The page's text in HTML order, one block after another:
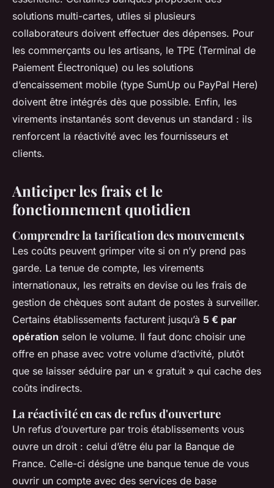
solutions multi-cartes, utiles si plusieurs
collaborateurs doivent effectuer des dépenses. Pour
les commerçants ou les artisans, le TPE (Terminal de
Paiement Électronique) ou les solutions
d’encaissement mobile (type SumUp ou PayPal Here)
doivent être intégrés dès que possible. Enfin, les
virements instantanés sont devenus un standard : ils
renforcent la réactivité avec les fournisseurs et
clients.
Anticiper les frais et le
fonctionnement quotidien
Comprendre la tarification des mouvements
Les coûts peuvent grimper vite si on n’y prend pas
garde. La tenue de compte, les virements
internationaux, les retraits en devise ou les frais de
gestion de chèques sont autant de postes à surveiller.
Certains établissements facturent jusqu’à 5 € par
opération selon le volume. Il faut donc choisir une
offre en phase avec votre volume d’activité, plutôt
que se laisser séduire par un « gratuit » qui cache des
coûts indirects.
La réactivité en cas de refus d'ouverture
Un refus d’ouverture par trois établissements vous
ouvre un droit : celui d’être élu par la Banque de
France. Celle-ci désigne une banque tenue de vous
ouvrir un compte avec des services de base